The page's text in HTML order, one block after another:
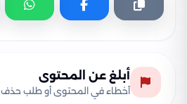
أبلغ عن المحتوى
أخطاء في المحتوى أو طلب حذف